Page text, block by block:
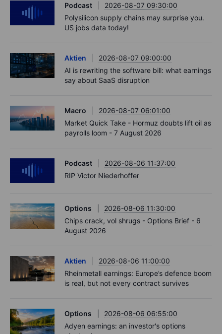
Podcast
2026-08-07 09:30:00
Polysilicon supply chains may surprise you.
US jobs data today!
Aktien
2026-08-07 09:00:00
AI is rewriting the software bill: what earnings
say about SaaS disruption
Macro
2026-08-07 06:01:00
Market Quick Take - Hormuz doubts lift oil as
payrolls loom - 7 August 2026
Podcast
2026-08-06 11:37:00
RIP Victor Niederhoffer
Options
2026-08-06 11:30:00
Chips crack, vol shrugs - Options Brief - 6
August 2026
Aktien
2026-08-06 11:00:00
Rheinmetall earnings: Europe’s defence boom
is real, but not every contract survives
Options
2026-08-06 06:55:00
Adyen earnings: an investor's options